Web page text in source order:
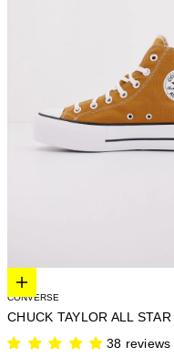
Elige opciones
CONVERSE
38 reviews